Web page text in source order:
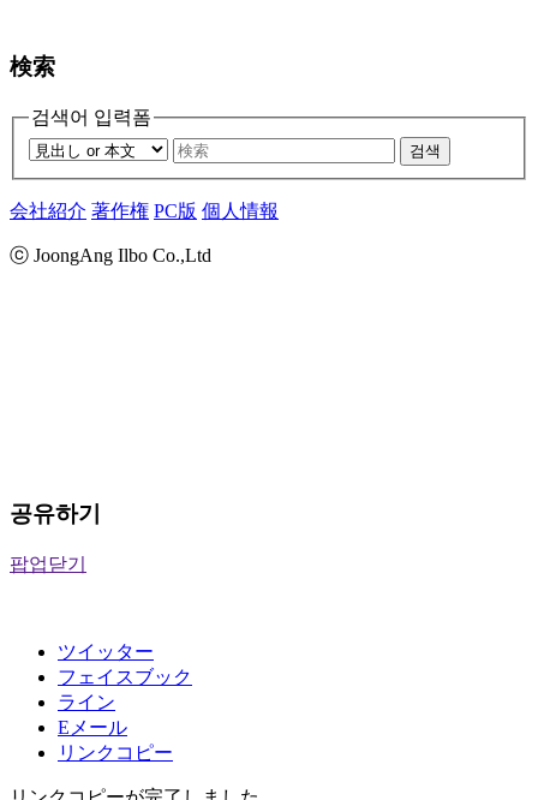
検索
검색어 입력폼
검색
会社紹介 著作権 PC版 個人情報
ⓒ JoongAng Ilbo Co.,Ltd
공유하기
팝업닫기
ツイッター
フェイスブック
ライン
Eメール
リンクコピー